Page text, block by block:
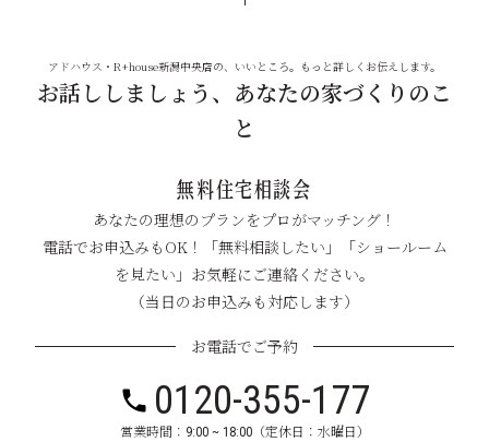
アドハウス・R+house新潟中央店の、いいところ。もっと詳しくお伝えします。
お話ししましょう、あなたの家づくりのこ
と
無料住宅相談会
あなたの理想のプランをプロがマッチング！
電話でお申込みもOK！「無料相談したい」「ショールーム
を見たい」お気軽にご連絡ください。
（当日のお申込みも対応します）
お電話でご予約
0120-355-177
営業時間：9:00 ~ 18:00（定休日：水曜日）